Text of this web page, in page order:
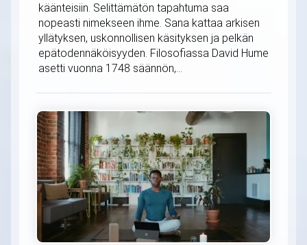
käänteisiin. Selittämätön tapahtuma saa
nopeasti nimekseen ihme. Sana kattaa arkisen
yllätyksen, uskonnollisen käsityksen ja pelkän
epätodennäköisyyden. Filosofiassa David Hume
asetti vuonna 1748 säännön,...